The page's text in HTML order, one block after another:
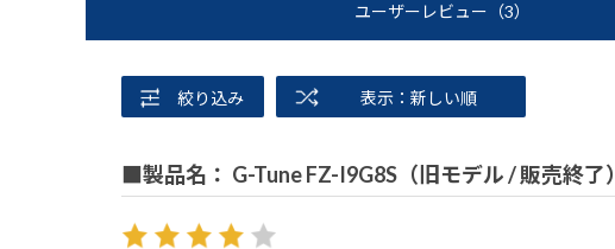
ユーザーレビュー （3）
絞り込み 表示：新しい順
■製品名： G-Tune FZ-I9G8S（旧モデル / 販売終了）